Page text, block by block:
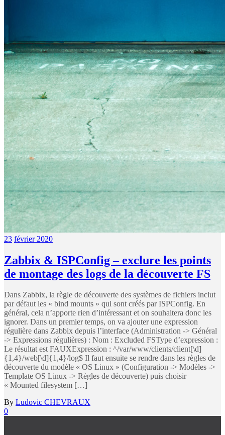
23 février 2020
Zabbix & ISPConfig – exclure les points
de montage des logs de la découverte FS
Dans Zabbix, la règle de découverte des systèmes de fichiers inclut
par défaut les « bind mounts » qui sont créés par ISPConfig. En
général, cela n’apporte rien d’intéressant et on souhaitera donc les
ignorer. Dans un premier temps, on va ajouter une expression
régulière dans Zabbix depuis l’interface (Administration -> Général
-> Expressions régulières) : Nom : Excluded FSType d’expression :
Le résultat est FAUXExpression : ^/var/www/clients/client[\d]
{1,4}/web[\d]{1,4}/log$ Il faut ensuite se rendre dans les règles de
découverte du modèle « OS Linux » (Configuration -> Modèles ->
Template OS Linux -> Règles de découverte) puis choisir
« Mounted filesystem […]
By Ludovic CHEVRAUX
0